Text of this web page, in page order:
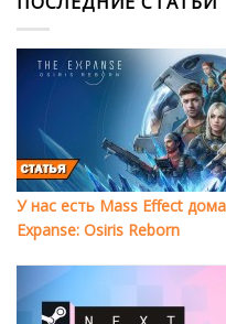
У нас есть Mass Effect
Expanse: Osiris Reborn